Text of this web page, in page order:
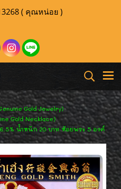
( คุณหน่อย )
Gold Jewelry)
Gold Necklace)
น้ำหนัก 20 บาท ห้อยพระ 5 องค์